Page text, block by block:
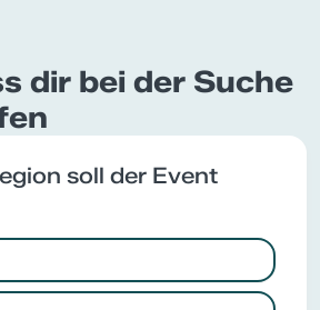
dir bei der Suche
soll der Event